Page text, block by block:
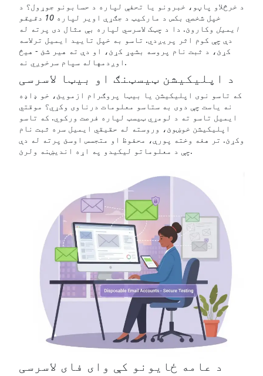
د خرڅلاو پاڼو، خبرونو یا تحفې لپاره د حسابونو جوړول؟ د
خپل شخصي بکس د مارکیټ د جګړې اویر لپاره
10 دقیقو
ایمیل وکاروئ. دا د چټک لاسرسي لپاره بې مثال دی پرته له
دې چې کوم اثر پریږدي. تاسو به خپل تایید ایمیل ترلاسه
کړئ، د ثبت نام پروسه بشپړ کړئ، او دې ته هیر شئ - هیڅ
اوږدمهاله سپام سرخوږي نه.
د اپلیکیشن ټیسټنګ او بیټا لاسرسی
که تاسو نوی اپلیکیشن یا بیټا پروګرام ازمویئ، خو ډاډه
نه یاست چې دوی به ستاسو معلومات درناوی وکړي؟ موقتي
ایمیل تاسو ته د لومړي ټیسټ لپاره فرصت ورکوي. که تاسو
اپلیکیشن خوښوئ، وروسته له حقیقي ایمیل سره ثبت نام
وکړئ. تر هغه وخته پورې، محفوظ او متجسس اوسئ پرته له دې
چې د معلوماتو لیکیدو په اړه اندیښنه ولرئ.
د عامه ځایونو کې وای فای لاسرسی